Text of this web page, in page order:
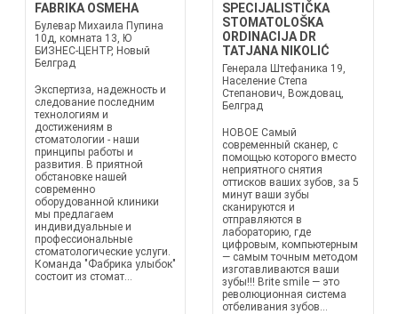
FABRIKA OSMEHA
Булевар Михаила Пупина
10д, комната 13, Ю
БИЗНЕС-ЦЕНТР, Новый
Белград
Экспертиза, надежность и
следование последним
технологиям и
достижениям в
стоматологии - наши
принципы работы и
развития. В приятной
обстановке нашей
современно
оборудованной клиники
мы предлагаем
индивидуальные и
профессиональные
стоматологические услуги.
Команда "Фабрика улыбок"
состоит из стомат...
SPECIJALISTIČKA
STOMATOLOŠKA
ORDINACIJA DR
TATJANA NIKOLIĆ
Генерала Штефаника 19,
Население Степа
Степанович, Вождовац,
Белград
НОВОЕ Самый
современный сканер, с
помощью которого вместо
неприятного снятия
оттисков ваших зубов, за 5
минут ваши зубы
сканируются и
отправляются в
лабораторию, где
цифровым, компьютерным
— самым точным методом
изготавливаются ваши
зубы!!! Brite smile — это
революционная система
отбеливания зубов...